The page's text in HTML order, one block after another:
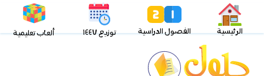
الرئيسية الفصول الدراسية توزيع ١٤٤٧ ألعاب تعليمية